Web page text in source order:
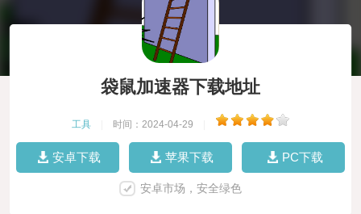
袋鼠加速器下载地址
工具 时间：2024-04-29
安卓下载 苹果下载 PC下载
安卓市场，安全绿色